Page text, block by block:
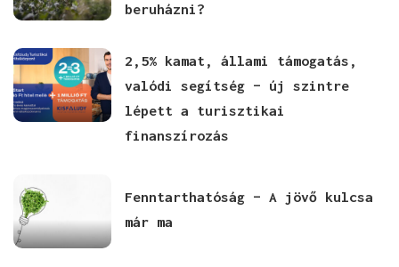
beruházni?
2,5% kamat, állami támogatás,
valódi segítség – új szintre
lépett a turisztikai
finanszírozás
Fenntarthatóság – A jövő kulcsa
már ma